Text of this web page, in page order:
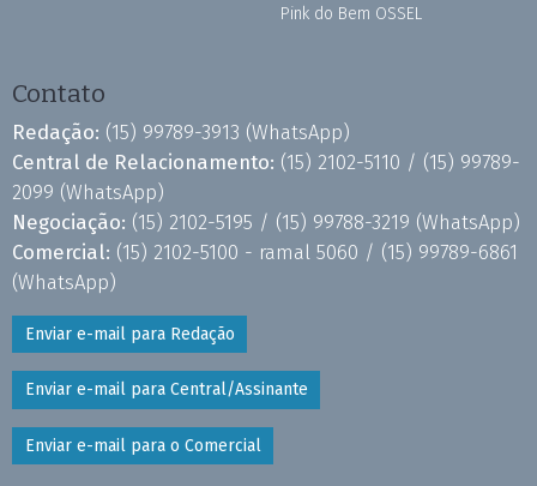
Pink do Bem OSSEL
Contato
Redação: (15) 99789-3913 (WhatsApp)
Central de Relacionamento: (15) 2102-5110 / (15) 99789-
2099 (WhatsApp)
Negociação: (15) 2102-5195 / (15) 99788-3219 (WhatsApp)
Comercial: (15) 2102-5100 - ramal 5060 / (15) 99789-6861
(WhatsApp)
Enviar e-mail para Redação
Enviar e-mail para Central/Assinante
Enviar e-mail para o Comercial